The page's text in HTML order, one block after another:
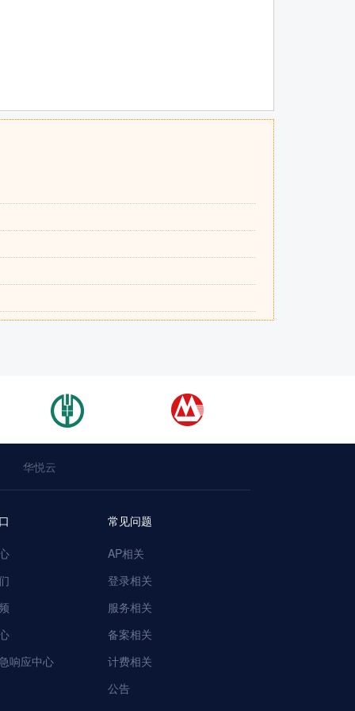
华悦云
响应中心
常见问题
AP相关
登录相关
服务相关
备案相关
计费相关
公告